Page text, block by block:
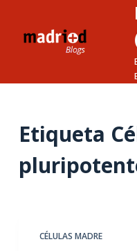
a
o
Etiqueta
CÉLULAS MADRE